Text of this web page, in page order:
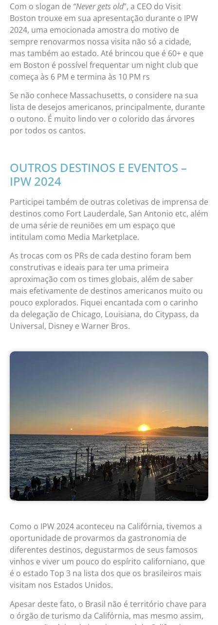
Com o slogan de “Never gets old”, a CEO do Visit
Boston trouxe em sua apresentação durante o IPW
2024, uma emocionada amostra do motivo de
sempre renovarmos nossa visita não só a cidade,
mas também ao estado. Até brincou que é 60+ e que
em Boston é possível frequentar um night club que
começa às 6 PM e termina às 10 PM rs
Se não conhece Massachusetts, o considere na sua
lista de desejos americanos, principalmente, durante
o outono. É muito lindo ver o colorido das árvores
por todos os cantos.
OUTROS DESTINOS E EVENTOS –
IPW 2024
Participei também de outras coletivas de imprensa de
destinos como Fort Lauderdale, San Antonio etc, além
de uma série de reuniões em um espaço que
intitulam como Media Marketplace.
As trocas com os PRs de cada destino foram bem
construtivas e ideais para ter uma primeira
aproximação com os times globais, além de saber
mais efetivamente de destinos americanos muito ou
pouco explorados. Fiquei encantada com o carinho
da delegação de Chicago, Louisiana, do Citypass, da
Universal, Disney e Warner Bros.
Como o IPW 2024 aconteceu na Califórnia, tivemos a
oportunidade de provarmos da gastronomia de
diferentes destinos, degustarmos de seus famosos
vinhos e viver um pouco do espírito californiano, que
é o estado Top 3 na lista dos que os brasileiros mais
visitam nos Estados Unidos.
Apesar deste fato, o Brasil não é território chave para
o órgão de turismo da Califórnia, mas mesmo assim,